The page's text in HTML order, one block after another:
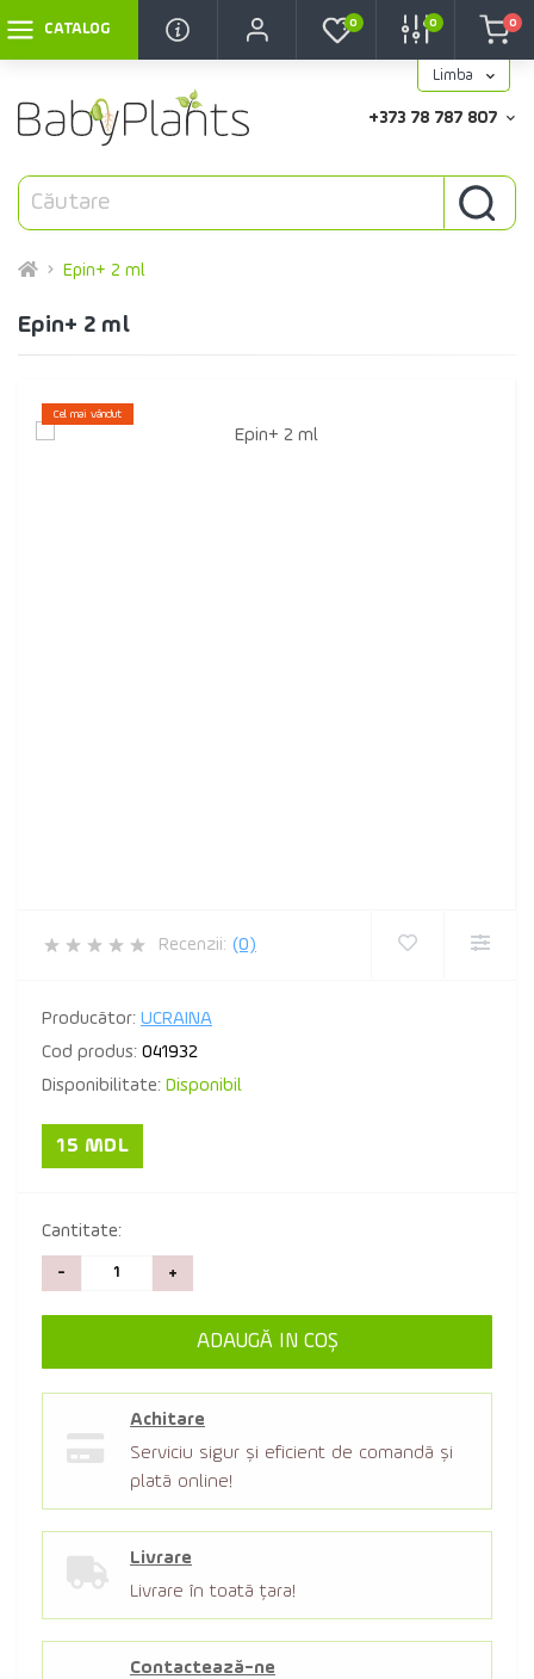
CATALOG
Limba
0 0 0
+373 78 787 807
Epin+ 2 ml
Epin+ 2 ml
Cel mai vândut
Recenzii: (0)
Producător: UCRAINA
Cod produs: 041932
Disponibilitate: Disponibil
15 MDL
Cantitate:
- +
ADAUGĂ IN COŞ
Achitare
Serviciu sigur şi eficient de comandă şi
plată online!
Livrare
Livrare în toată țara!
Contactează-ne